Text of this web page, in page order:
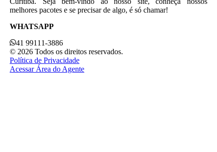
melhores pacotes e se precisar de algo, é só chamar!
WHATSAPP
41 99111-3886
© 2026 Todos os direitos reservados.
Política de Privacidade
Acessar Área do Agente